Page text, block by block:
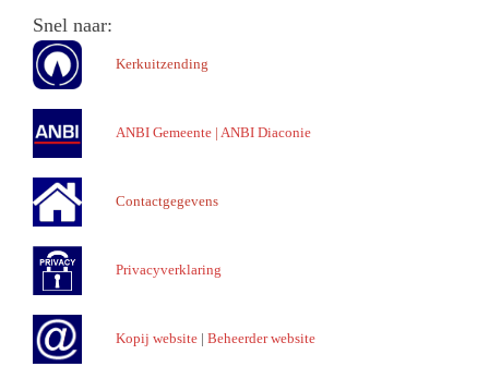
Snel naar:
Kerkuitzending
ANBI Gemeente | ANBI Diaconie
Contactgegevens
Privacyverklaring
Kopij website | Beheerder website